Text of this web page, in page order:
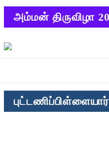
அம்மன் திருவிழா